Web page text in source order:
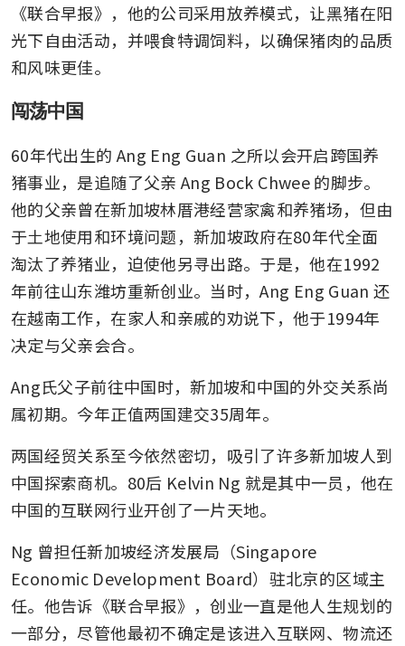
《联合早报》，他的公司采用放养模式，让黑猪在阳
光下自由活动，并喂食特调饲料，以确保猪肉的品质
和风味更佳。
闯荡中国
60年代出生的 Ang Eng Guan 之所以会开启跨国养
猪事业，是追随了父亲 Ang Bock Chwee 的脚步。
他的父亲曾在新加坡林厝港经营家禽和养猪场，但由
于土地使用和环境问题，新加坡政府在80年代全面
淘汰了养猪业，迫使他另寻出路。于是，他在1992
年前往山东潍坊重新创业。当时，Ang Eng Guan 还
在越南工作，在家人和亲戚的劝说下，他于1994年
决定与父亲会合。
Ang氏父子前往中国时，新加坡和中国的外交关系尚
属初期。今年正值两国建交35周年。
两国经贸关系至今依然密切，吸引了许多新加坡人到
中国探索商机。80后 Kelvin Ng 就是其中一员，他在
中国的互联网行业开创了一片天地。
Ng 曾担任新加坡经济发展局（Singapore
Economic Development Board）驻北京的区域主
任。他告诉《联合早报》，创业一直是他人生规划的
一部分，尽管他最初不确定是该进入互联网、物流还